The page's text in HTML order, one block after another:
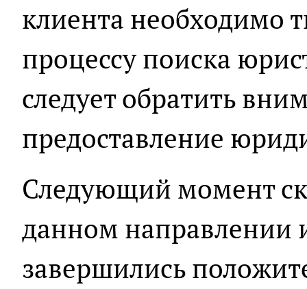
клиента необходимо
процессу поиска
следует обратить
предоставление
Следующий момент
данном направлении
завершились